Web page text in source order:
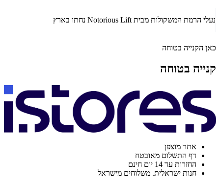
נעלי הרמת המשקולות מבית Notorious Lift נחתו בארץ
כאן הקנייה בטוחה
קנייה בטוחה
אתר מוצפן
דף התשלום מאובטח
החזרות עד 14 יום חינם
חנות ישראלית. משלוחים מישראל